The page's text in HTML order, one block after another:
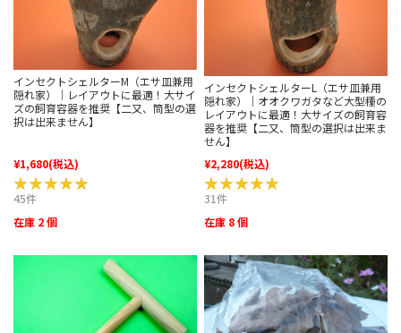
インセクトシェルターM（エサ皿兼用
隠れ家）｜レイアウトに最適！大サイ
ズの飼育容器を推奨【二又、筒型の選
択は出来ません】
¥1,680(税込)
★★★★★
★★★★★
45件
在庫 2 個
インセクトシェルターL（エサ皿兼用
隠れ家）｜オオクワガタなど大型種の
レイアウトに最適！大サイズの飼育容
器を推奨【二又、筒型の選択は出来ま
せん】
¥2,280(税込)
★★★★★
★★★★★
31件
在庫 8 個